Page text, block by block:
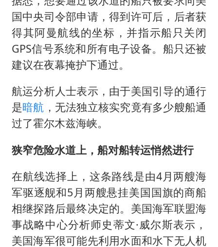
国中央司令部申请，得到许可后，后者获
得其阿曼航线的坐标，并指示船只关闭
GPS信号系统和所有电子设备。船只还被
建议在夜幕掩护下通过。
航运分析人士表示，由于美国引导的通行
是暗航 ，无法独立核实究竟有多少艘船通
过了霍尔木兹海峡。
狭窄危险水道上，船对船转运悄然进行
在航线选择上，这条路线是由4月两艘海
军驱逐舰和5月两艘悬挂美国国旗的商船
相继探路后最终决定的。美国海军联盟海
事战略中心分析师史蒂文·威尔斯表示，
美国海军很可能先利用水面和水下无人机